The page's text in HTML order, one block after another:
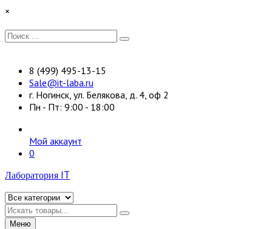
Перейти
содержимому
×
Искать:
Поиск
8 (499) 495-13-15
Sale@it-laba.ru
г. Ногинск, ул. Белякова, д. 4, оф 2
Пн - Пт: 9:00 - 18:00
Мой аккаунт
0
Лаборатория IT
Искать
Меню